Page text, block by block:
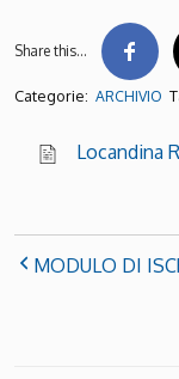
Share this…
Categorie: ARCHIVIO
Locandina
MODULO DI